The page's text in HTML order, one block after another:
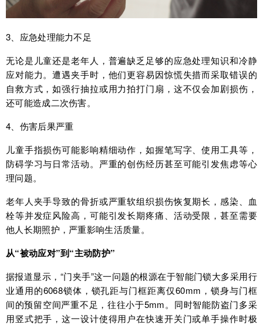
3、应急处理能力不足
无论是儿童还是老年人，普遍缺乏足够的应急处理知识和冷静
应对能力。遭遇夹手时，他们更容易因惊慌失措而采取错误的
自救方式，如强行抽拉或用力拍打门扇，这不仅会加剧损伤，
还可能造成二次伤害。
4、伤害后果严重
儿童手指损伤可能影响精细动作，如握笔写字、使用工具等，
防碍学习与日常活动。严重的创伤经历甚至可能引发焦虑等心
理问题。
老年人夹手导致的骨折或严重软组织损伤恢复期长，感染、血
栓等并发症风险高，可能引发长期疼痛、活动受限，甚至需要
他人长期照护，严重影响生活质量。
从“被动应对”到“主动防护”
据报道显示，“门夹手”这一问题的根源在于智能门锁大多采用行
业通用的6068锁体，锁孔距与门框距离仅60mm，锁身与门框
间的预留空间严重不足，往往小于5mm。同时智能防盗门多采
用竖式把手，这一设计使得用户在快速开关门或单手操作时极